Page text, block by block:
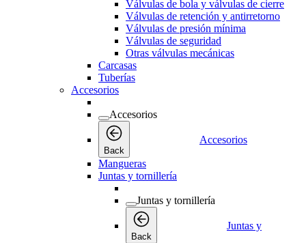
Válvulas de bola y válvulas de cierre
Válvulas de retención y antirretorno
Válvulas de presión mínima
Válvulas de seguridad
Otras válvulas mecánicas
Carcasas
Tuberías
Accesorios
Accesorios
Back
Accesorios
Mangueras
Juntas y tornillería
Juntas y tornillería
Back
Juntas y